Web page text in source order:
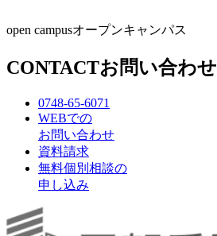
open campusオープンキャンパス
CONTACTお問い合わせ
0748-65-6071
WEBでの
お問い合わせ
資料請求
無料個別相談の
申し込み